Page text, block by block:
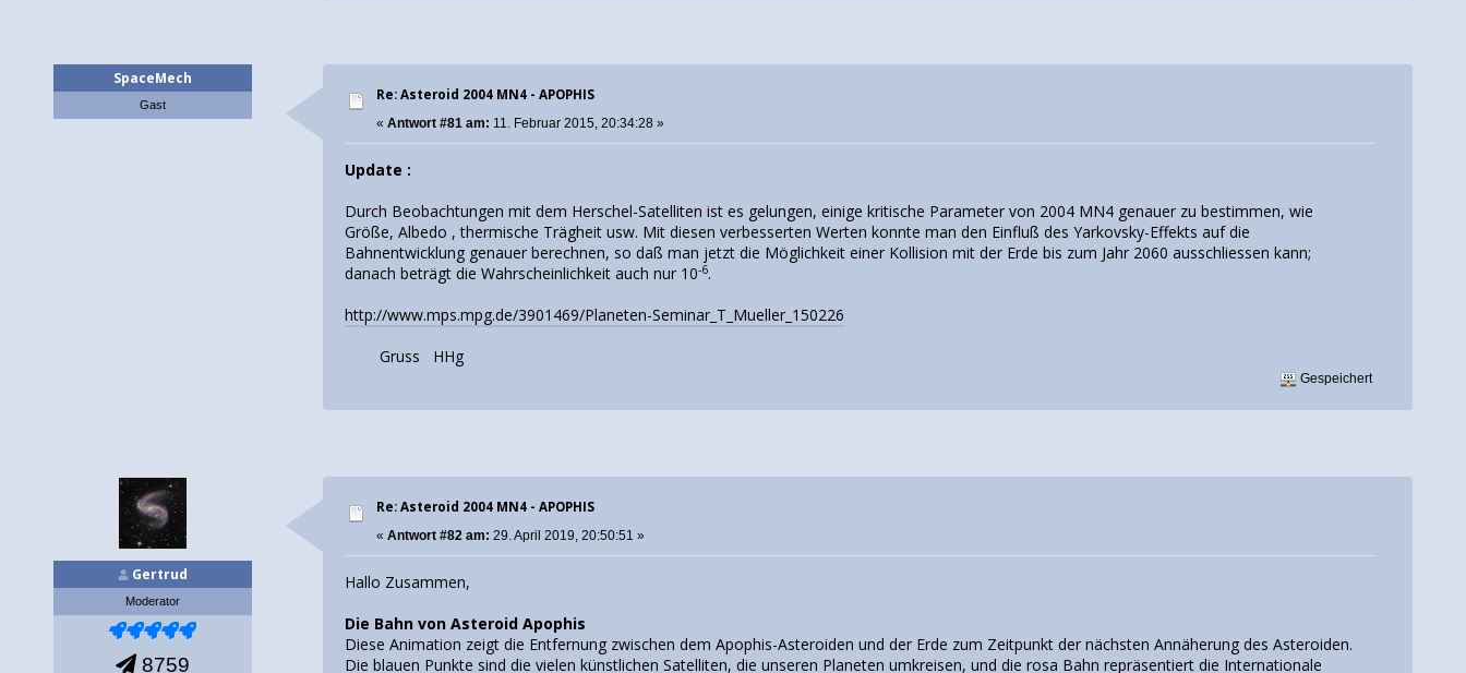
SpaceMech
Gast
Re: Asteroid 2004 MN4 - APOPHIS
«Antwort #81 am: 11. Februar 2015, 20:34:28 »
Update :
Durch Beobachtungen mit dem Herschel-Satelliten ist es gelungen, einige kritische Parameter von 2004 MN4 genauer zu bestimmen, wie
Größe, Albedo , thermische Trägheit usw. Mit diesen verbesserten Werten konnte man den Einfluß des Yarkovsky-Effekts auf die
Bahnentwicklung genauer berechnen, so daß man jetzt die Möglichkeit einer Kollision mit der Erde bis zum Jahr 2060 ausschliessen kann;
danach beträgt die Wahrscheinlichkeit auch nur 10-6.
http://www.mps.mpg.de/3901469/Planeten-Seminar_T_Mueller_150226
Gruss HHg
Gespeichert
Gertrud
Moderator
8759
Re: Asteroid 2004 MN4 - APOPHIS
«Antwort #82 am: 29. April 2019, 20:50:51 »
Hallo Zusammen,
Die Bahn von Asteroid Apophis
Diese Animation zeigt die Entfernung zwischen dem Apophis-Asteroiden und der Erde zum Zeitpunkt der nächsten Annäherung des Asteroiden.
Die blauen Punkte sind die vielen künstlichen Satelliten, die unseren Planeten umkreisen, und die rosa Bahn repräsentiert die Internationale